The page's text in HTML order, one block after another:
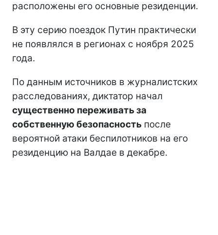
расположены его основные резиденции.
В эту серию поездок Путин практически
не появлялся в регионах с ноября 2025
года.
По данным источников в журналистских
расследованиях, диктатор начал
существенно переживать за
собственную безопасность после
вероятной атаки беспилотников на его
резиденцию на Валдае в декабре.